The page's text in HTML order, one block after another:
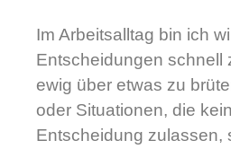
Im Arbeitsalltag bin ich
Entscheidungen schnell
ewig über etwas zu
oder Situationen, die
Entscheidung zulassen,